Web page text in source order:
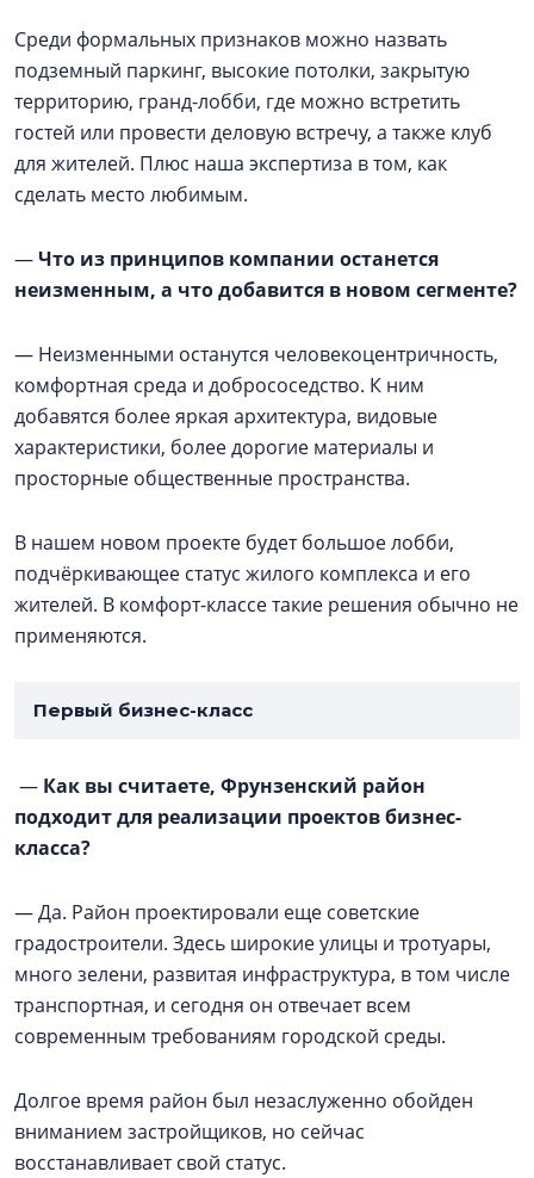
Среди формальных признаков можно назвать
подземный паркинг, высокие потолки, закрытую
территорию, гранд-лобби, где можно встретить
гостей или провести деловую встречу, а также клуб
для жителей. Плюс наша экспертиза в том, как
сделать место любимым.
—Что из принципов компании останется
неизменным, а что добавится в новом сегменте?
— Неизменными останутся человекоцентричность,
комфортная среда и добрососедство. К ним
добавятся более яркая архитектура, видовые
характеристики, более дорогие материалы и
просторные общественные пространства.
В нашем новом проекте будет большое лобби,
подчёркивающее статус жилого комплекса и его
жителей. В комфорт-классе такие решения обычно не
применяются.
Первый бизнес-класс
— Как вы считаете, Фрунзенский район
подходит для реализации проектов бизнес-
класса?
— Да. Район проектировали еще советские
градостроители. Здесь широкие улицы и тротуары,
много зелени, развитая инфраструктура, в том числе
транспортная, и сегодня он отвечает всем
современным требованиям городской среды.
Долгое время район был незаслуженно обойден
вниманием застройщиков, но сейчас
восстанавливает свой статус.